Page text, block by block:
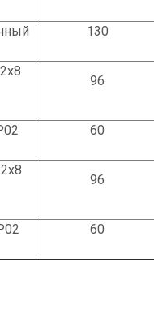
130
96
60
96
60